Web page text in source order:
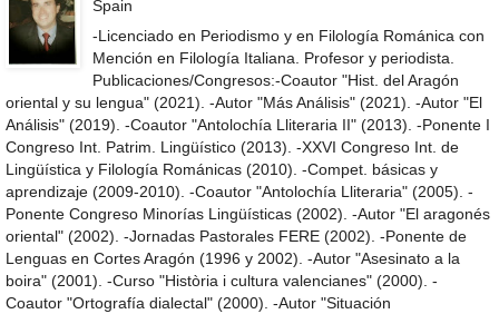
Spain
-Licenciado en Periodismo y en Filología Románica con
Mención en Filología Italiana. Profesor y periodista.
Publicaciones/Congresos:-Coautor "Hist. del Aragón
oriental y su lengua" (2021). -Autor "Más Análisis" (2021). -Autor "El
Análisis" (2019). -Coautor "Antolochía Lliteraria II" (2013). -Ponente I
Congreso Int. Patrim. Lingüístico (2013). -XXVI Congreso Int. de
Lingüística y Filología Románicas (2010). -Compet. básicas y
aprendizaje (2009-2010). -Coautor "Antolochía Lliteraria" (2005). -
Ponente Congreso Minorías Lingüísticas (2002). -Autor "El aragonés
oriental" (2002). -Jornadas Pastorales FERE (2002). -Ponente de
Lenguas en Cortes Aragón (1996 y 2002). -Autor "Asesinato a la
boira" (2001). -Curso "Història i cultura valencianes" (2000). -
Coautor "Ortografía dialectal" (2000). -Autor "Situación